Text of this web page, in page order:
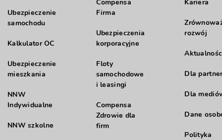
Ubezpieczenie
samochodu
Kalkulator OC
Ubezpieczenie
mieszkania
NNW
Indywidualne
NNW szkolne
Compensa
Firma
Ubezpieczenia
korporacyjne
Floty
samochodowe
i leasingi
Compensa
Zdrowie dla
firm
Kariera
rozwój
Dla
Dla
Dane
Polityka